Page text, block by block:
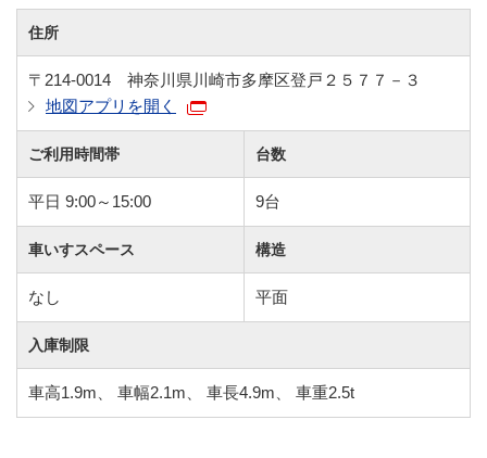
住所
〒214-0014 神奈川県川崎市多摩区登戸２５７７－３
地図アプリを開く
ご利用時間帯
平日 9:00～15:00
台数
9台
車いすスペース
なし
構造
平面
入庫制限
車高1.9m、 車幅2.1m、 車長4.9m、 車重2.5t